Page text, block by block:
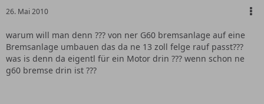
26. Mai 2010
warum will man denn ??? von ner G60 bremsanlage auf eine
Bremsanlage umbauen das da ne 13 zoll felge rauf passt???
was is denn da eigentl für ein Motor drin ??? wenn schon ne
g60 bremse drin ist ???